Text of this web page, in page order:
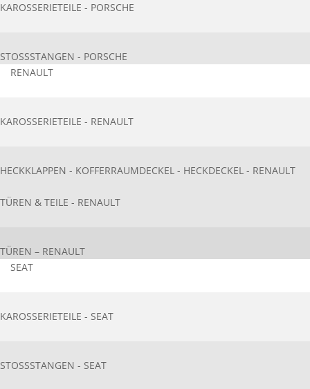
KAROSSERIETEIL​E - PORSCHE
STOSSSTANGEN - PORSCHE
RENAULT
KAROSSERIETEIL​E - RENAULT
HECKKLAPPEN - KOFFERRAUMDECKEL - HECKDECKEL - RENAULT
TÜREN & TEILE - RENAULT
TÜREN – RENAULT
SEAT
KAROSSERIETEIL​E - SEAT
STOSSSTANGEN - SEAT